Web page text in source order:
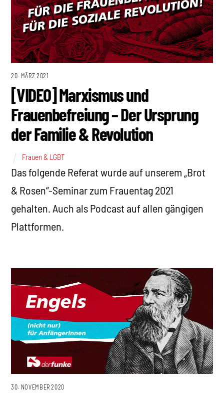
20. MÄRZ 2021
[VIDEO] Marxismus und
Frauenbefreiung – Der Ursprung
der Familie & Revolution
Frauen & LGBT
Das folgende Referat wurde auf unserem „Brot
& Rosen“-Seminar zum Frauentag 2021
gehalten. Auch als Podcast auf allen gängigen
Plattformen.
30. NOVEMBER 2020